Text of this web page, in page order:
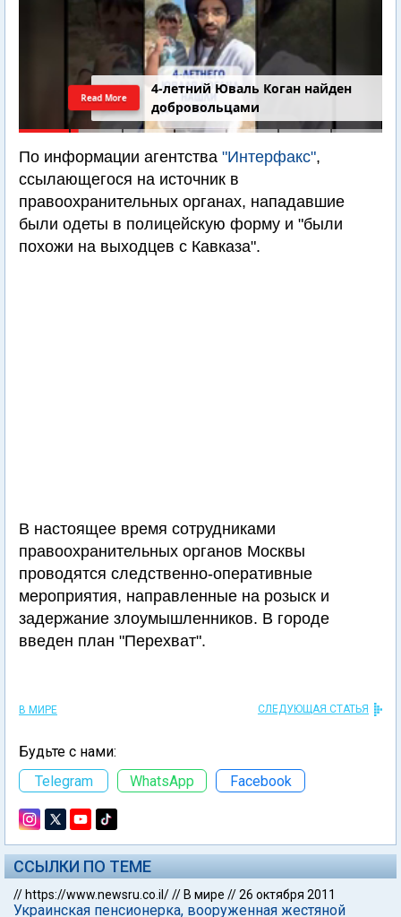
4-летний Юваль Коган найден
добровольцами
Read More
По информации агентства "Интерфакс",
ссылающегося на источник в
правоохранительных органах, нападавшие
были одеты в полицейскую форму и "были
похожи на выходцев с Кавказа".
В настоящее время сотрудниками
правоохранительных органов Москвы
проводятся следственно-оперативные
мероприятия, направленные на розыск и
задержание злоумышленников. В городе
введен план "Перехват".
В МИРЕ СЛЕДУЮЩАЯ СТАТЬЯ
Будьте с нами:
Telegram
WhatsApp Facebook
ССЫЛКИ ПО ТЕМЕ
// https://www.newsru.co.il/// В мире //26 октября 2011
Украинская пенсионерка, вооруженная жестяной